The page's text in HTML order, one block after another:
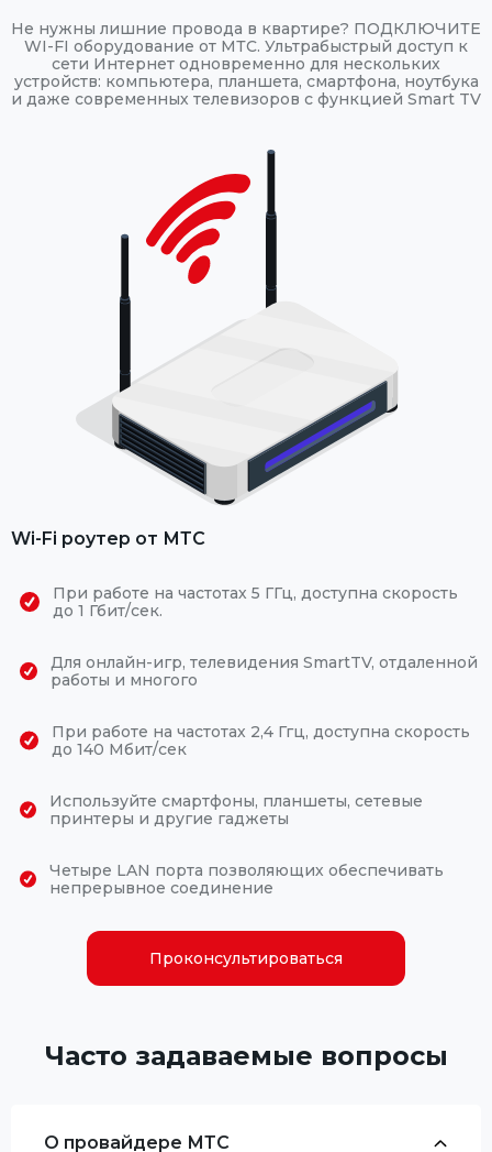
Не нужны лишние провода в квартире? ПОДКЛЮЧИТЕ
WI-FI оборудование от МТС. Ультрабыстрый доступ к
сети Интернет одновременно для нескольких
устройств: компьютера, планшета, смартфона, ноутбука
и даже современных телевизоров с функцией Smart TV
Wi-Fi роутер от МТС
При работе на частотах 5 ГГц, доступна скорость
до 1 Гбит/сек.
Для онлайн-игр, телевидения SmartTV, отдаленной
работы и многого
При работе на частотах 2,4 Ггц, доступна скорость
до 140 Мбит/сек
Используйте смартфоны, планшеты, сетевые
принтеры и другие гаджеты
Четыре LAN порта позволяющих обеспечивать
непрерывное соединение
Проконсультироваться
Часто задаваемые вопросы
О провайдере МТС